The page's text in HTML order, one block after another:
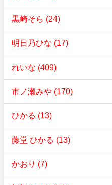
黒崎そら (24)
明日乃ひな (17)
れいな (409)
市ノ瀬みや (170)
ひかる (13)
藤堂 ひかる (13)
かおり (7)